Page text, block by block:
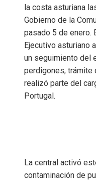
la costa asturiana
Gobierno de la
pasado 5 de enero.
Ejecutivo asturiano
un seguimiento del
perdigones, trámite
realizó parte del
Portugal.
La central activó
contaminación de